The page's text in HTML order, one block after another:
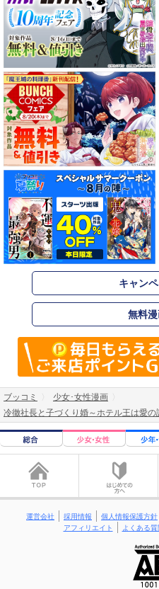
キャン
無料
ブッコミ
少女･女性漫画
冷徹社長と子づくり婚～ホテル王は愛の
運営会社 採用情報 個人情報保護方針
アフィリエイト
よくある質